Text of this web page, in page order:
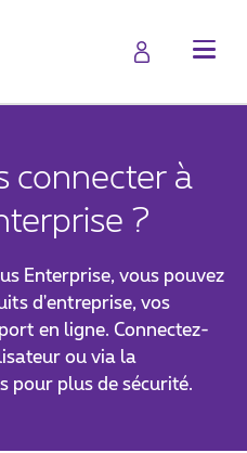
connecter à
?
Enterprise, vous pouvez
d'entreprise, vos
en ligne. Connectez-
ou via la
pour plus de sécurité.